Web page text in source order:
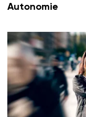
Autonomie